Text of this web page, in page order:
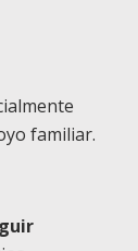
familiar.